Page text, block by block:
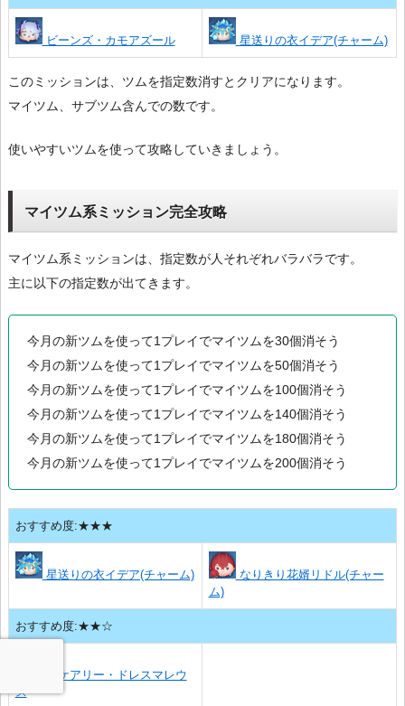
ビーンズ・カモアズール 星送りの衣イデア(チャーム)
このミッションは、ツムを指定数消すとクリアになります。
マイツム、サブツム含んでの数です。
使いやすいツムを使って攻略していきましょう。
マイツム系ミッション完全攻略
マイツム系ミッションは、指定数が人それぞれバラバラです。
主に以下の指定数が出てきます。
今月の新ツムを使って1プレイでマイツムを30個消そう
今月の新ツムを使って1プレイでマイツムを50個消そう
今月の新ツムを使って1プレイでマイツムを100個消そう
今月の新ツムを使って1プレイでマイツムを140個消そう
今月の新ツムを使って1プレイでマイツムを180個消そう
今月の新ツムを使って1プレイでマイツムを200個消そう
おすすめ度:★★★
星送りの衣イデア(チャーム)
なりきり花婿リドル(チャー
ム)
おすすめ度:★★☆
スケアリー・ドレスマレウ
ス